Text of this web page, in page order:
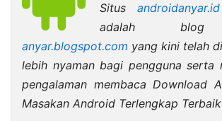
Situs androidanyar.id
adalah
anyar.blogspot.com yang kini telah
lebih nyaman bagi pengguna serta
pengalaman membaca Download
Masakan Android Terlengkap